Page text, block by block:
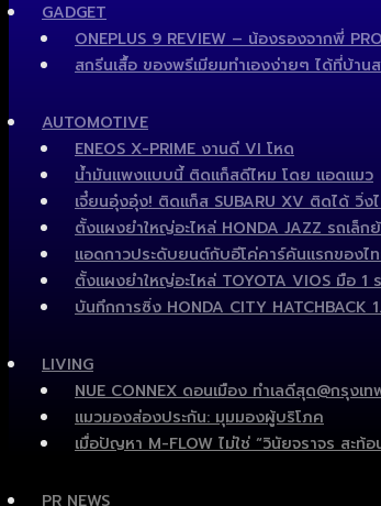
GADGET
ONEPLUS 9 REVIEW – น้องรองจากพี่
สกรีนเสื้อ ของพรีเมียมทำเองง่ายๆ ได้ที่บ้าน
AUTOMOTIVE
ENEOS X-PRIME งานดี VI โหด
น้ำมันแพงแบบนี้ ติดแก็สดีไหม โดย แอดแมว
เจี๋ยนอุ๋งอุ๋ง! ติดแก็ส SUBARU XV ติดได้ วิ่ง
ตั้งแผงยำใหญ่อะไหล่ HONDA JAZZ รถเล็
แอดกาวประดับยนต์กับอีโค่คาร์คันแรกของไ
ตั้งแผงยำใหญ่อะไหล่ TOYOTA VIOS มือ 1
บันทึกการซิ่ง HONDA CITY HATCHBACK
LIVING
NUE CONNEX ดอนเมือง ทำเลดีสุด@กรุงเท
แมวมองส่องประกัน: มุมมองผู้บริโภค
เมื่อปัญหา M-FLOW ไม่ใช่ “วินัยจราจร สะ
PR NEWS